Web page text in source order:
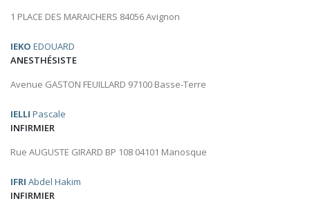
1 PLACE DES MARAICHERS 84056 Avignon
IEKO EDOUARD
ANESTHÉSISTE
Avenue GASTON FEUILLARD 97100 Basse-Terre
IELLI Pascale
INFIRMIER
Rue AUGUSTE GIRARD BP 108 04101 Manosque
IFRI Abdel Hakim
INFIRMIER